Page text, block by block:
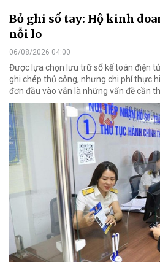
Bỏ ghi sổ tay: Hộ kinh
nỗi lo
06/08/2026 04:00
Được lựa chọn lưu trữ sổ kế toán điện
ghi chép thủ công, nhưng chi phí thực
đơn đầu vào vẫn là những vấn đề cần